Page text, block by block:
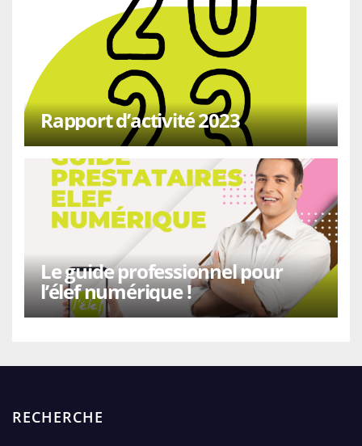
Rapport d’activité 2023
Le guide professionnel pour
l’élef numérique !
RECHERCHE